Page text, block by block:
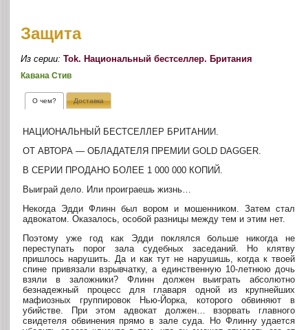
Защита
Из серии:Tok. Национальный бестселлер. Британия
Кавана Стив
О чем? Доставка
НАЦИОНАЛЬНЫЙ БЕСТСЕЛЛЕР БРИТАНИИ.
ОТ АВТОРА — ОБЛАДАТЕЛЯ ПРЕМИИ GOLD DAGGER.
В СЕРИИ ПРОДАНО БОЛЕЕ 1 000 000 КОПИЙ.
Выиграй дело. Или проиграешь жизнь…
Некогда Эдди Флинн был вором и мошенником. Затем стал
адвокатом. Оказалось, особой разницы между тем и этим нет.
Поэтому уже год как Эдди поклялся больше никогда не
переступать порог зала судебных заседаний. Но клятву
пришлось нарушить. Да и как тут не нарушишь, когда к твоей
спине привязали взрывчатку, а единственную 10-летнюю дочь
взяли в заложники? Флинн должен выиграть абсолютно
безнадежный процесс для главаря одной из крупнейших
мафиозных группировок Нью-Йорка, которого обвиняют в
убийстве. При этом адвокат должен… взорвать главного
свидетеля обвинения прямо в зале суда. Но Флинну удается